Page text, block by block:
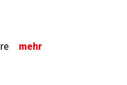
mehr